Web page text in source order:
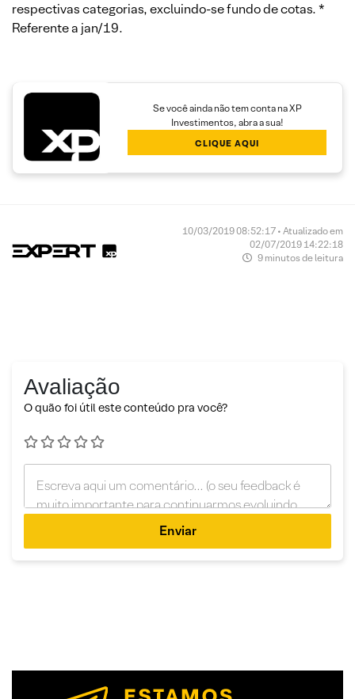
respectivas categorias, excluindo-se fundo de cotas. *
Referente a jan/19.
Se você ainda não tem conta na XP
Investimentos, abra a sua!
CLIQUE AQUI
10/03/2019 08:52:17 • Atualizado em
02/07/2019 14:22:18
9 minutos de leitura
Avaliação
O quão foi útil este conteúdo pra você?
Enviar